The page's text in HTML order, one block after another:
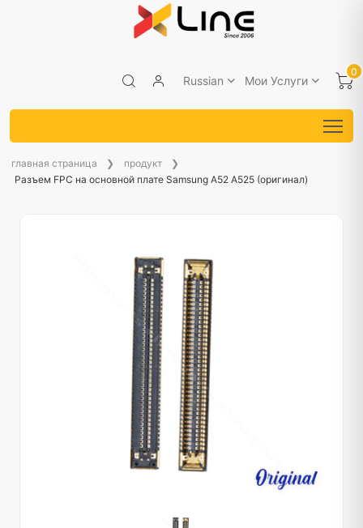
Russian Мои Услуги
0
главная страница
продукт
Разъем FPC на основной плате Samsung A52 A525 (оригинал)